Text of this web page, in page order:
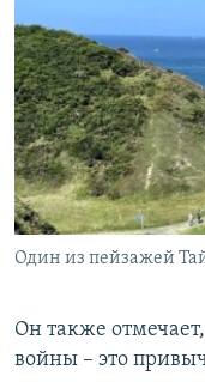
Один из пейзажей
Он также
войны – это